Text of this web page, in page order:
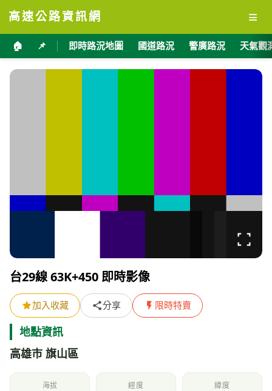
高速公路資訊網 ≡
🏠 📌 即時路況地圖 國道路況 警廣路況 天氣觀
台29線 63K+450 即時影像
加入收藏 分享 限時特賣
地點資訊
高雄市 旗山區
海拔 經度 緯度